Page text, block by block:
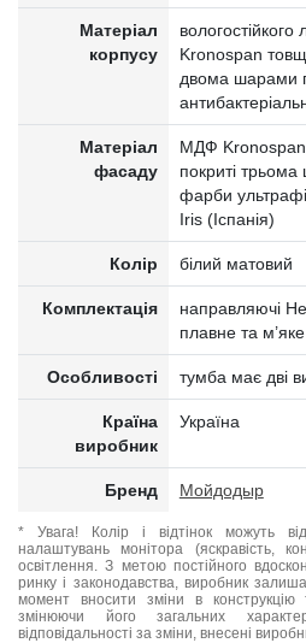
Матеріал
корпусу
Kronospan
двома шарами
Матеріал
фасаду
МДФ
покриті
фарби
Iris (Іспанія)
Колір білий матовий
Комплектація
направляючі
плавне та
Особливості тумба має дві
Країна
виробник
Україна
Бренд Мойдодыр
* Увага! Колір і відтінок можуть
налаштувань монітора (яскравість,
освітлення. З метою постійного
ринку і законодавства, виробник
момент вносити зміни в
змінюючи його загальних
відповідальності за зміни, внесені